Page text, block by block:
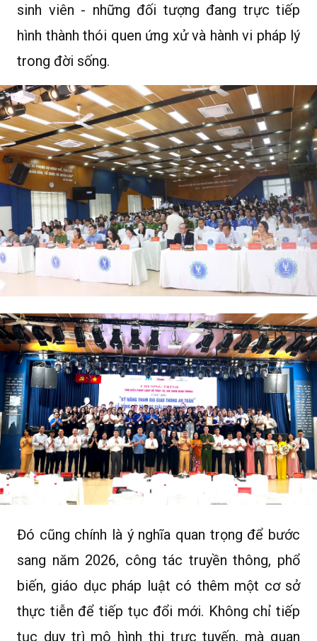
sinh viên - những đối tượng đang trực tiếp
hình thành thói quen ứng xử và hành vi pháp lý
trong đời sống.
Đó cũng chính là ý nghĩa quan trọng để bước
sang năm 2026, công tác truyền thông, phổ
biến, giáo dục pháp luật có thêm một cơ sở
thực tiễn để tiếp tục đổi mới. Không chỉ tiếp
tục duy trì mô hình thi trực tuyến, mà quan